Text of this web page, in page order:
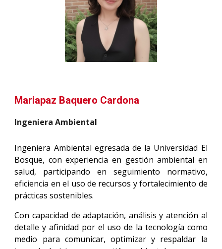
Mariapaz Baquero Cardona
Ingeniera Ambiental
Ingeniera Ambiental egresada de la Universidad El
Bosque, con experiencia en gestión ambiental en
salud, participando en seguimiento normativo,
eficiencia en el uso de recursos y fortalecimiento de
prácticas sostenibles.
Con capacidad de adaptación, análisis y atención al
detalle y afinidad por el uso de la tecnología como
medio para comunicar, optimizar y respaldar la